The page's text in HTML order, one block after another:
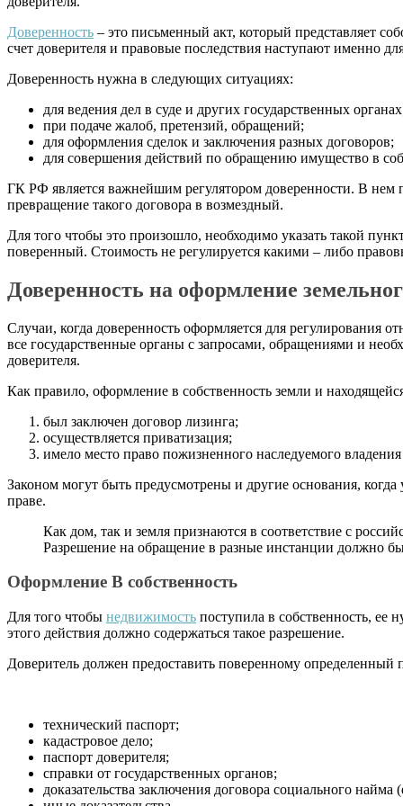
Доверенность – это письменный акт, который представляет
счет доверителя и правовые последствия наступают именно
Доверенность нужна в следующих ситуациях:
для ведения дел в суде и других государственных
при подаче жалоб, претензий, обращений;
для оформления сделок и заключения разных договоров;
для совершения действий по обращению имущество в
ГК РФ является важнейшим регулятором доверенности. В нем
превращение такого договора в возмездный.
Для того чтобы это произошло, необходимо указать такой
поверенный. Стоимость не регулируется какими – либо
Доверенность на оформление
Случаи, когда доверенность оформляется для регулирования
все государственные органы с запросами, обращениями и
доверителя.
Как правило, оформление в собственность земли и
был заключен договор лизинга;
осуществляется приватизация;
имело место право пожизненного наследуемого
Законом могут быть предусмотрены и другие основания,
праве.
Как дом, так и земля признаются в соответствие с
Разрешение на обращение в разные инстанции должно
Оформление В собственность
Для того чтобы недвижимость поступила в собственность, ее
этого действия должно содержаться такое разрешение.
Доверитель должен предоставить поверенному определенный
технический паспорт;
кадастровое дело;
паспорт доверителя;
справки от государственных органов;
доказательства заключения договора социального найма